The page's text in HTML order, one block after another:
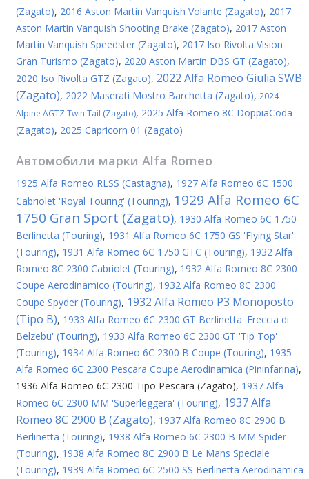
(Zagato), 2016 Aston Martin Vanquish Volante (Zagato), 2017
Aston Martin Vanquish Shooting Brake (Zagato), 2017 Aston
Martin Vanquish Speedster (Zagato), 2017 Iso Rivolta Vision
Gran Turismo (Zagato), 2020 Aston Martin DBS GT (Zagato),
2020 Iso Rivolta GTZ (Zagato), 2022 Alfa Romeo Giulia SWB
(Zagato), 2022 Maserati Mostro Barchetta (Zagato), 2024
Alpine AGTZ Twin Tail (Zagato), 2025 Alfa Romeo 8C DoppiaCoda
(Zagato), 2025 Capricorn 01 (Zagato)
Автомобили марки Alfa Romeo
1925 Alfa Romeo RLSS (Castagna), 1927 Alfa Romeo 6C 1500
Cabriolet 'Royal Touring' (Touring), 1929 Alfa Romeo 6C
1750 Gran Sport (Zagato), 1930 Alfa Romeo 6C 1750
Berlinetta (Touring), 1931 Alfa Romeo 6C 1750 GS 'Flying Star'
(Touring), 1931 Alfa Romeo 6C 1750 GTC (Touring), 1932 Alfa
Romeo 8C 2300 Cabriolet (Touring), 1932 Alfa Romeo 8C 2300
Coupe Aerodinamico (Touring), 1932 Alfa Romeo 8C 2300
Coupe Spyder (Touring), 1932 Alfa Romeo P3 Monoposto
(Tipo B), 1933 Alfa Romeo 6C 2300 GT Berlinetta 'Freccia di
Belzebu' (Touring), 1933 Alfa Romeo 6C 2300 GT 'Tip Top'
(Touring), 1934 Alfa Romeo 6C 2300 B Coupe (Touring), 1935
Alfa Romeo 6C 2300 Pescara Coupe Aerodinamica (Pininfarina),
1936 Alfa Romeo 6C 2300 Tipo Pescara (Zagato), 1937 Alfa
Romeo 6C 2300 MM 'Superleggera' (Touring), 1937 Alfa
Romeo 8C 2900 B (Zagato), 1937 Alfa Romeo 8C 2900 B
Berlinetta (Touring), 1938 Alfa Romeo 6C 2300 B MM Spider
(Touring), 1938 Alfa Romeo 8C 2900 B Le Mans Speciale
(Touring), 1939 Alfa Romeo 6C 2500 SS Berlinetta Aerodinamica